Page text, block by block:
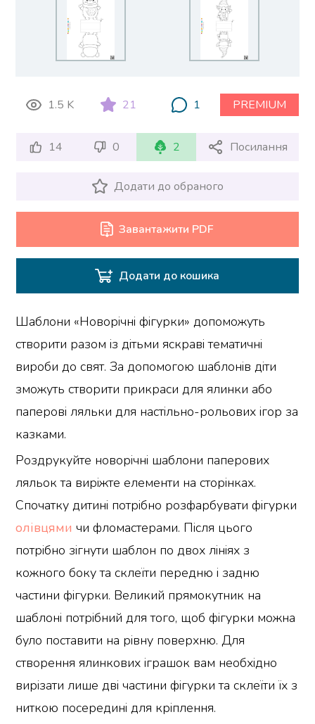
1.5 K 21 1 PREMIUM
14 0 2 Посилання
Додати до обраного
Завантажити PDF
Додати до кошика
Шаблони «Новорічні фігурки» допоможуть
створити разом із дітьми яскраві тематичні
вироби до свят. За допомогою шаблонів діти
зможуть створити прикраси для ялинки або
паперові ляльки для настільно-рольових ігор за
казками.
Роздрукуйте новорічні шаблони паперових
ляльок та виріжте елементи на сторінках.
Спочатку дитині потрібно розфарбувати фігурки
олівцями чи фломастерами. Після цього
потрібно зігнути шаблон по двох лініях з
кожного боку та склеїти передню і задню
частини фігурки. Великий прямокутник на
шаблоні потрібний для того, щоб фігурки можна
було поставити на рівну поверхню. Для
створення ялинкових іграшок вам необхідно
вирізати лише дві частини фігурки та склеїти їх з
ниткою посередині для кріплення.